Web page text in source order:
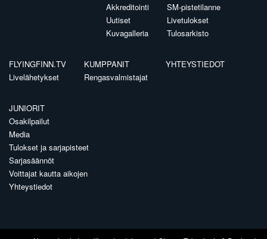
Akkreditointi
Uutiset
Kuvagalleria
SM-pistetilanne
Livetulokset
Tulosarkisto
FLYINGFINN.TV
Livelähetykset
KUMPPANIT
Rengasvalmistajat
YHTEYSTIEDOT
JUNIORIT
Osakilpailut
Media
Tulokset ja sarjapisteet
Sarjasäännöt
Voittajat kautta aikojen
Yhteystiedot